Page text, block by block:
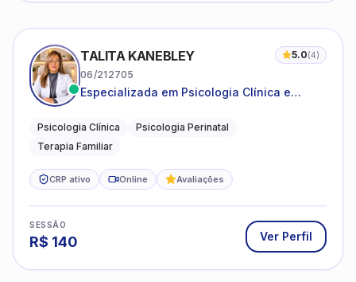
TALITA KANEBLEY 5.0(4)
06/212705
Especializada em Psicologia Clínica e
famílias
Psicologia Clínica
Psicologia Perinatal
Terapia Familiar
CRP ativo Online Avaliações
SESSÃO
R$ 140 Ver Perfil